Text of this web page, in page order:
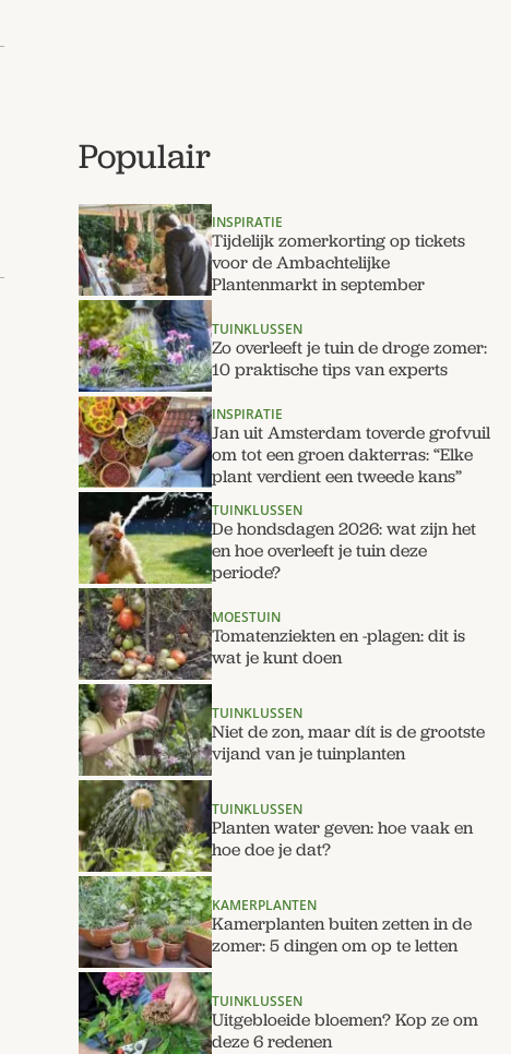
Populair
INSPIRATIE
Tijdelijk zomerkorting op tickets
voor de Ambachtelijke
Plantenmarkt in september
TUINKLUSSEN
Zo overleeft je tuin de droge zomer:
10 praktische tips van experts
INSPIRATIE
Jan uit Amsterdam toverde grofvuil
om tot een groen dakterras: “Elke
plant verdient een tweede kans”
TUINKLUSSEN
De hondsdagen 2026: wat zijn het
en hoe overleeft je tuin deze
periode?
MOESTUIN
Tomatenziekten en -plagen: dit is
wat je kunt doen
TUINKLUSSEN
Niet de zon, maar dít is de grootste
vijand van je tuinplanten
TUINKLUSSEN
Planten water geven: hoe vaak en
hoe doe je dat?
KAMERPLANTEN
Kamerplanten buiten zetten in de
zomer: 5 dingen om op te letten
TUINKLUSSEN
Uitgebloeide bloemen? Kop ze om
deze 6 redenen